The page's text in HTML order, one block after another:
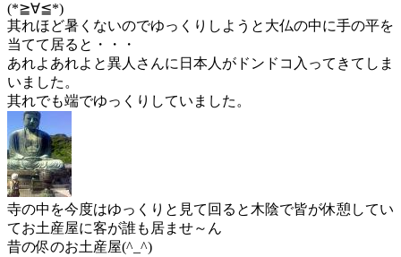
(*≧∀≦*)
其れほど暑くないのでゆっくりしようと大仏の中に手の平を
当てて居ると・・・
あれよあれよと異人さんに日本人がドンドコ入ってきてしま
いました。
其れでも端でゆっくりしていました。
寺の中を今度はゆっくりと見て回ると木陰で皆が休憩してい
てお土産屋に客が誰も居ませ～ん
昔の侭のお土産屋(^_^)